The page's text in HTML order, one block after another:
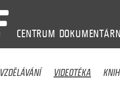
CENTRUM
VZDĚLÁVÁNÍ VIDEOTÉKA